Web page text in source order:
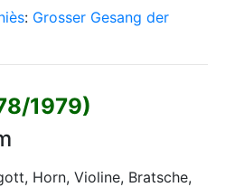
: Grosser Gesang der
1979)
Horn, Violine, Bratsche,